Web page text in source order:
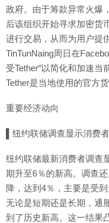
政府。由于筹款异常火爆
后该组织开始寻求加密货
进行交易，从而为用户提
TinTunNaing周日在
受Tether“以简化和加速当
Tether是当地使用的官方货
重要经济动向
▌纽约联储调查显示消费
纽约联储最新消费者调查
期升至6％的新高。调查
降，达到4％，主要是受
无论是短期还是长期，通
到了历史新高。这一结果